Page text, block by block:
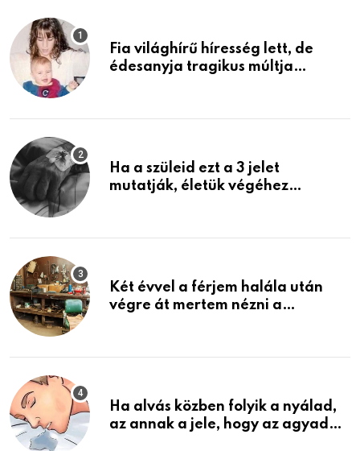
Fia világhírű híresség lett, de
édesanyja tragikus múltja
Ha a szüleid ezt a 3 jelet
mutatják, életük végéhez
Két évvel a férjem halála után
végre át mertem nézni a
életemet
Ha alvás közben folyik a nyálad,
az annak a jele, hogy az agyad…